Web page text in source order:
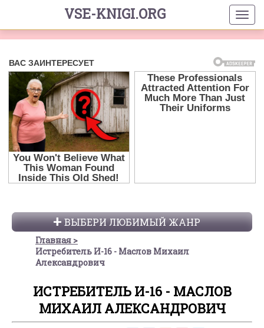
VSE-KNIGI.ORG
ВЫБЕРИ ЛЮБИМЫЙ ЖАНР
Главная
Истребитель И-16 - Маслов Михаил
Александрович
ИСТРЕБИТЕЛЬ И-16 - МАСЛОВ
МИХАИЛ АЛЕКСАНДРОВИЧ